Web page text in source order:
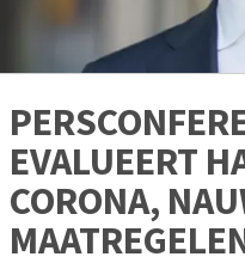
EVALUEERT
CORONA,